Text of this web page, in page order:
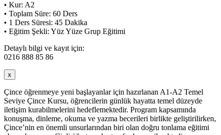
• Kur: A2
• Toplam Süre: 60 Ders
• 1 Ders Süresi: 45 Dakika
• Eğitim Şekli: Yüz Yüze Grup Eğitimi
Detaylı bilgi ve kayıt için:
0216 888 85 86
x
Çince öğrenmeye yeni başlayanlar için hazırlanan A1-A2 Temel
Seviye Çince Kursu, öğrencilerin günlük hayatta temel düzeyde
iletişim kurabilmelerini hedeflemektedir. Program kapsamında
konuşma, dinleme, okuma ve yazma becerileri birlikte geliştirilirken,
Çince’nin en önemli unsurlarından biri olan doğru tonlama eğitimi